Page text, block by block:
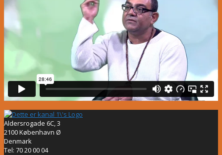
Aldersrogade 6C, 3
2100 København Ø
Denmark
Tel: 70 20 00 04